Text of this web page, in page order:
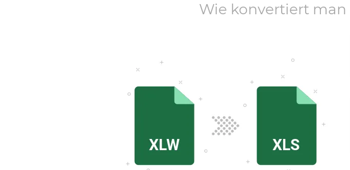
Wie konvertiert man